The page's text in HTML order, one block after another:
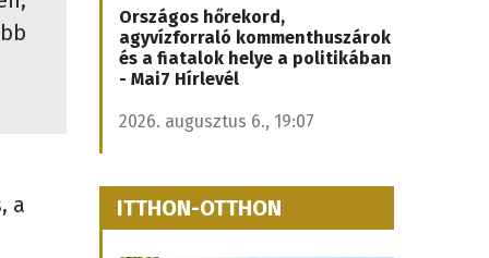
a
Országos hőrekord,
agyvízforraló kommenthuszárok
és a fiatalok helye a politikában
- Mai7 Hírlevél
2026. augusztus 6., 19:07
ITTHON-OTTHON